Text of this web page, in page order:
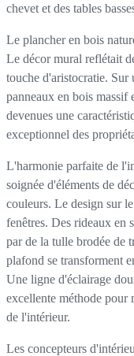
chevet et des tables
Le plancher en bois
Le décor mural reflétait
touche d'aristocratie. Sur
panneaux en bois massif
devenues une
exceptionnel des
L'harmonie parfaite de
soignée d'éléments de
couleurs. Le design sur
fenêtres. Des rideaux en
par de la tulle brodée de
plafond se transforment
Une ligne d'éclairage
excellente méthode pour
de l'intérieur.
Les concepteurs